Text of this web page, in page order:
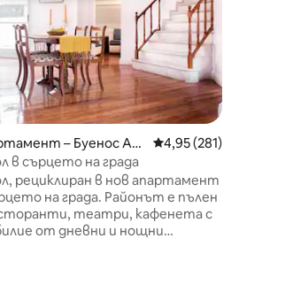
от 5, 512 отзива
– Буенос Ай
Средна оценка: 4,95
4,95 (281)
в сърцето на града
рециклиран в нов апартамент
на града. Районът е пълен
театри, кафенета с
от дневни и нощни